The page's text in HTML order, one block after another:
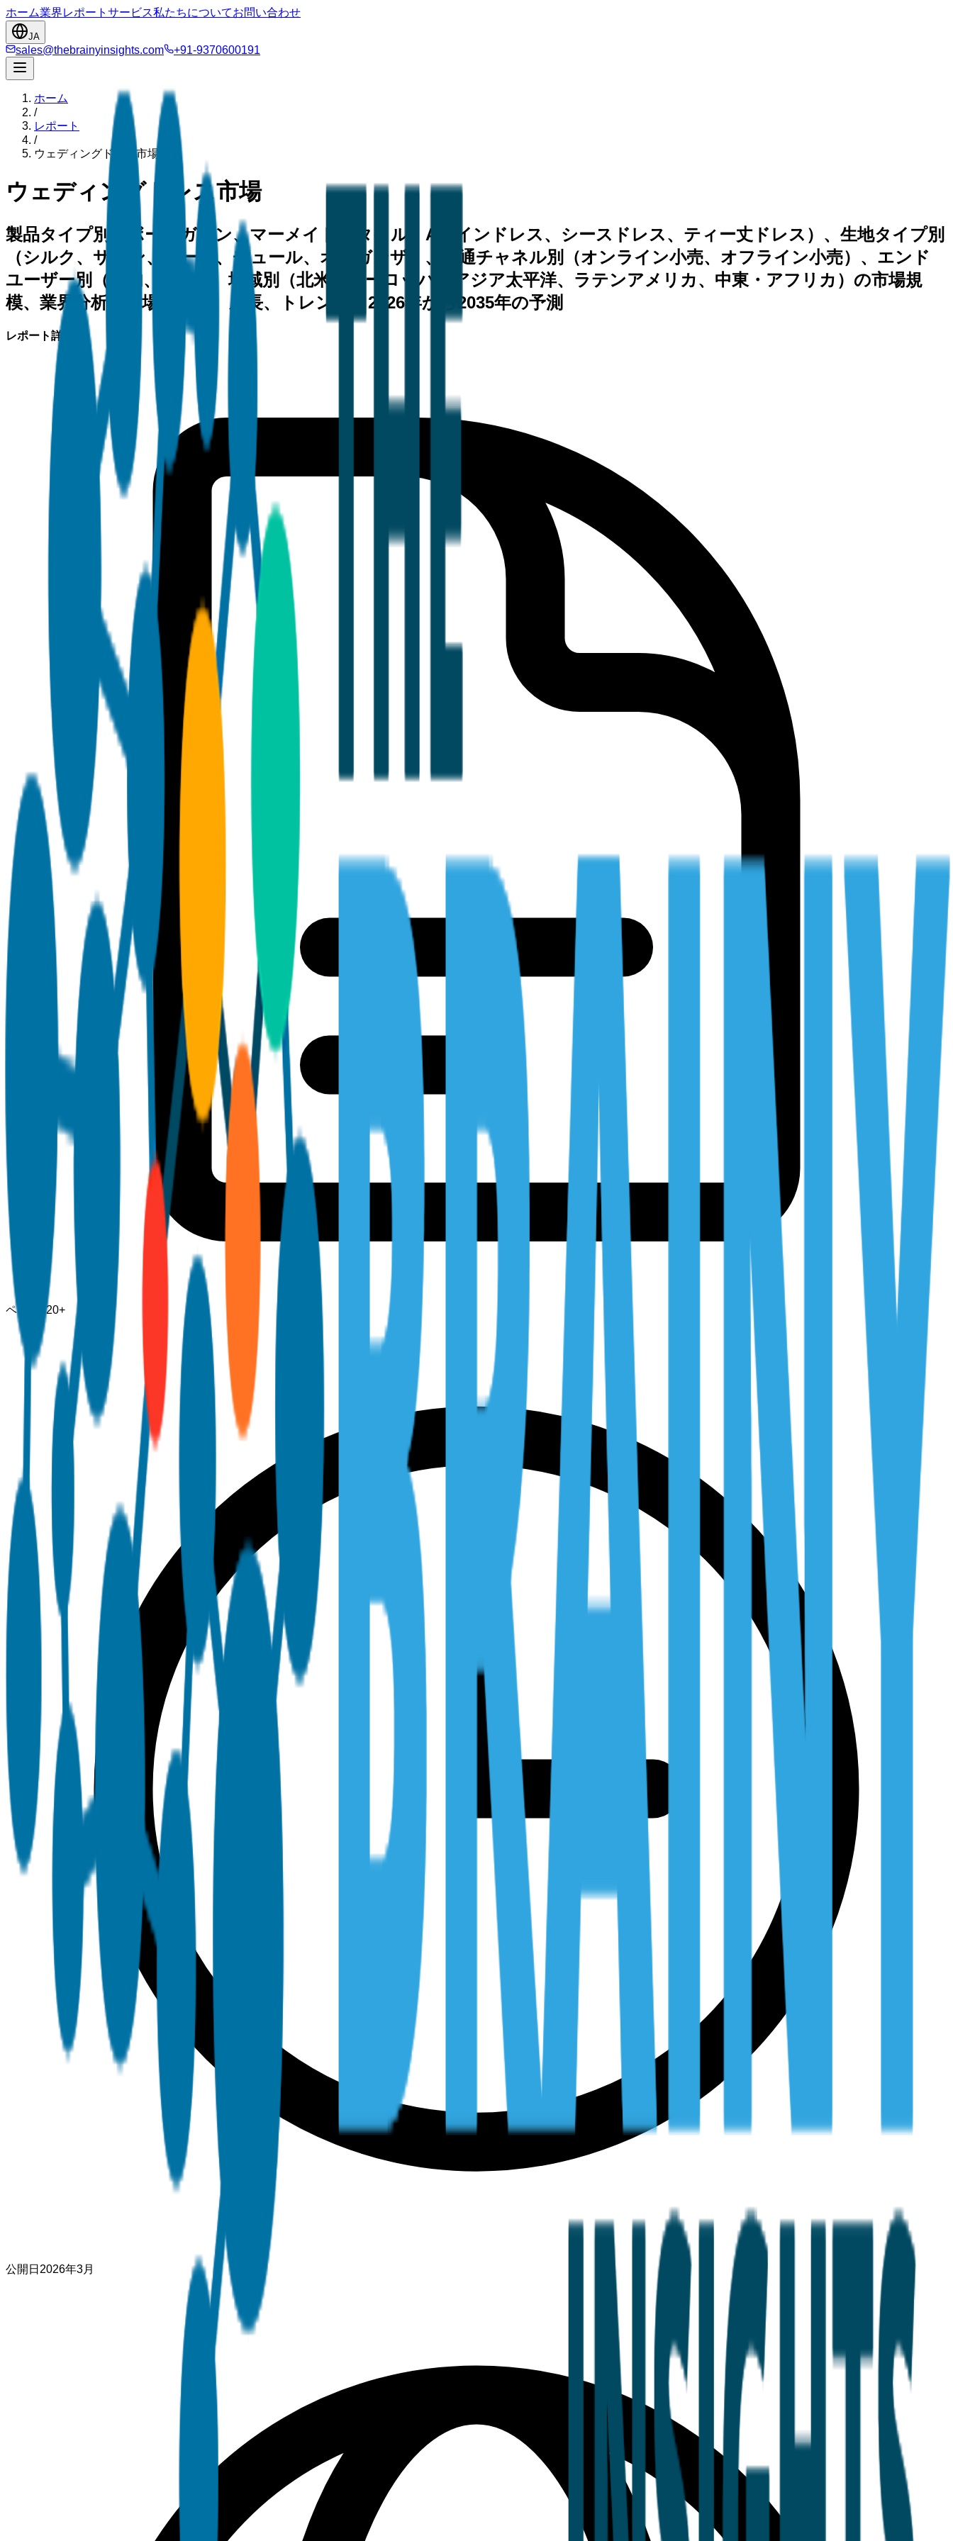
ホーム業界レポート サービス私たちについてお問い合わせ
JA
sales@thebrainyinsights.com +91-9370600191
ホーム
/
レポート
/
ウェディングドレス市場
ウェディングドレス市場
製品タイプ別（ボールガウン、マーメイドスタイル、Aラインドレス、シースドレス、ティー丈ドレス）、生地タイプ別
（シルク、サテン、レース、チュール、オーガンザ）、流通チャネル別（オンライン小売、オフライン小売）、エンド
ユーザー別（国内、国際）、地域別（北米、ヨーロッパ、アジア太平洋、ラテンアメリカ、中東・アフリカ）の市場規
模、業界分析、市場シェア、成長、トレンド、2026年から2035年の予測
レポート詳細
ページ 120+
公開日 2026年3月